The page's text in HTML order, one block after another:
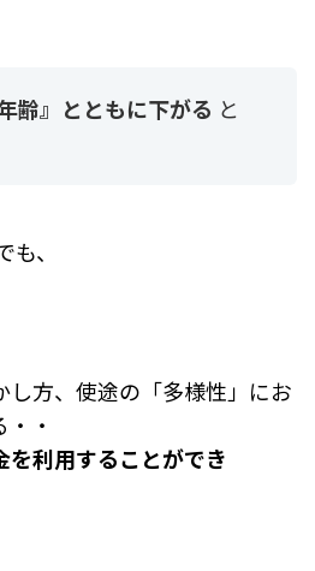
齢』とともに下がる と
、
方、使途の「多様性」にお
・
を利用することができ